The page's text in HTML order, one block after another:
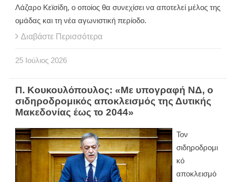
Λάζαρο Κεϊσίδη, ο οποίος θα συνεχίσει να αποτελεί μέλος της
ομάδας και τη νέα αγωνιστική περίοδο.
Διαβάστε Περισσότερα
25 Ιούλιος 2026
Π. Κουκουλόπουλος: «Με υπογραφή ΝΔ, ο
σιδηροδρομικός αποκλεισμός της Δυτικής
Μακεδονίας έως το 2044»
Τον
σιδηροδρομι
κό
αποκλεισμό